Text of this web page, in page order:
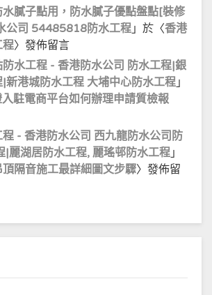
膩子點用，防水膩子優點盤點[裝修
公司 54485818防水工程 」於〈香港
程〉發佈留言
水工程 - 香港防水公司 防水工程|銀
新港城防水工程 大埔中心防水工程 」
駐電商平台如何辦理申請質檢報
- 香港防水公司 西九龍防水公司防
|麗湖居防水工程, 麗瑤邨防水工程 」
隔音施工最詳細圖文步驟〉發佈留